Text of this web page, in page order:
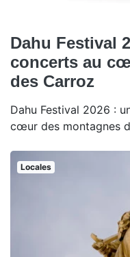
Dahu Festival
concerts au
des Carroz
Dahu Festival 2026 :
cœur des montagnes
Locales